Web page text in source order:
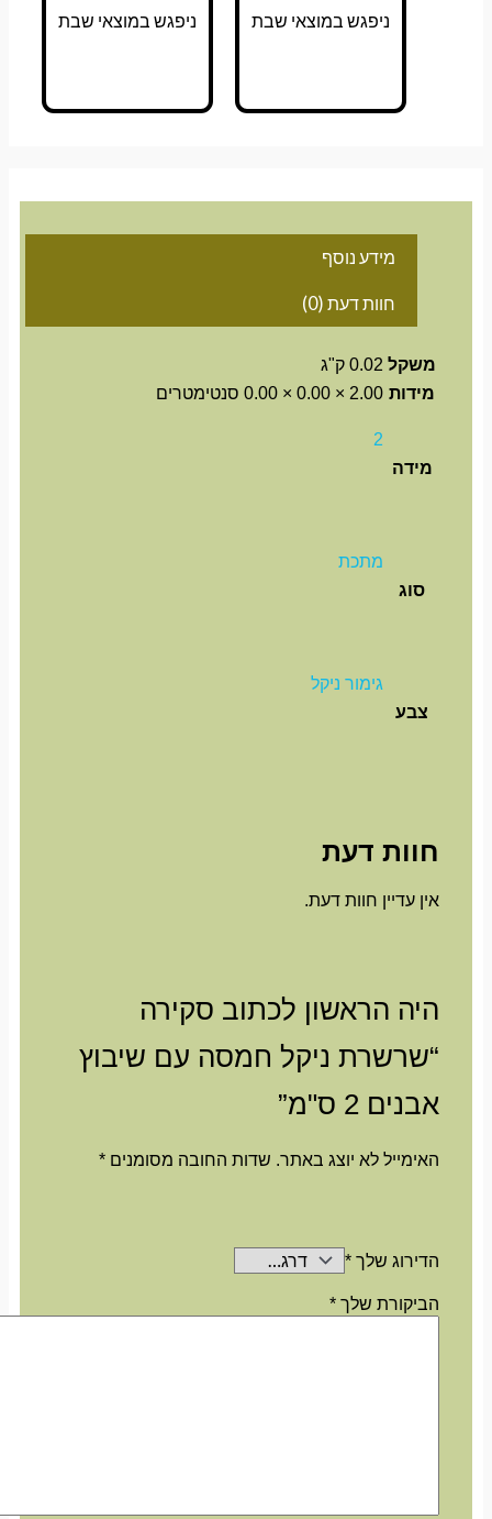
ניפגש במוצאי שבת ניפגש במוצאי שבת
מידע נוסף
חוות דעת (0)
משקל 0.02 ק"ג
מידות 2.00 × 0.00 × 0.00 סנטימטרים
מידה
סוג
מתכת
צבע
גימור ניקל
חוות דעת
אין עדיין חוות דעת.
היה הראשון לכתוב סקירה
“שרשרת ניקל חמסה עם שיבוץ
אבנים 2 ס"מ”
האימייל לא יוצג באתר. שדות החובה מסומנים*
הדירוג שלך*
הביקורת שלך*